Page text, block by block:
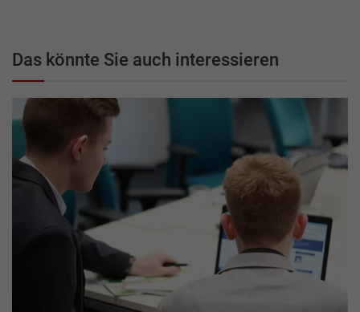
Das könnte Sie auch interessieren